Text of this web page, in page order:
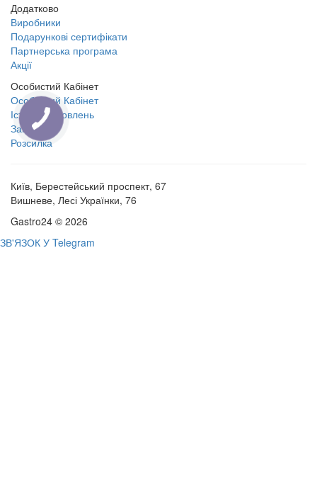
Додатково
Виробники
Подарункові сертифікати
Партнерська програма
Акції
Особистий Кабінет
Особистий Кабінет
Історія замовлень
Закладки
Розсилка
Київ, Берестейський проспект, 67
Вишневе, Лесі Українки, 76
Gastro24 © 2026
ЗВ'ЯЗОК У Telegram